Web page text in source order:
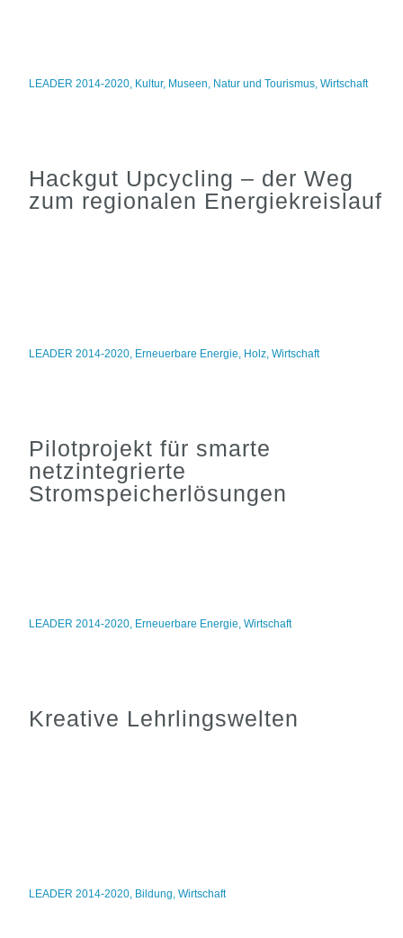
LEADER 2014-2020, Kultur, Museen, Natur und Tourismus,Wirtschaft
Hackgut Upcycling – der Weg
zum regionalen Energiekreislauf
LEADER 2014-2020, Erneuerbare Energie, Holz,Wirtschaft
Pilotprojekt für smarte
netzintegrierte
Stromspeicherlösungen
LEADER 2014-2020, Erneuerbare Energie,Wirtschaft
Kreative Lehrlingswelten
LEADER 2014-2020, Bildung,Wirtschaft